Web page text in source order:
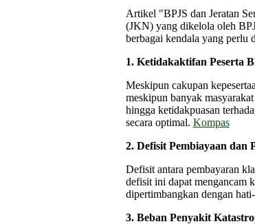
Artikel "BPJS dan Jeratan
(JKN) yang dikelola oleh
berbagai kendala yang perlu
1. Ketidakaktifan Peserta
Meskipun cakupan
meskipun banyak
hingga ketidakpuasan
secara optimal. Kompas
2. Defisit Pembiayaan dan
Defisit antara pembayaran
defisit ini dapat mengancam
dipertimbangkan dengan
3. Beban Penyakit